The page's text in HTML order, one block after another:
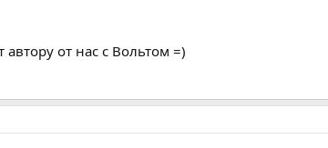
автору от нас с Вольтом =)